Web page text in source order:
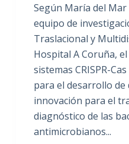
Según María del
equipo de
Traslacional y
Hospital A Coruña,
sistemas CRISPR-
para el desarrollo de
innovación para el
diagnóstico de las
antimicrobianos...